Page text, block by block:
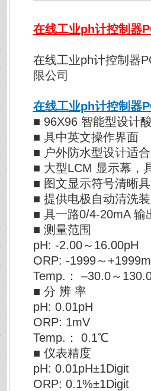
在线工业ph计控制器
在线工业ph计控制器
限公司
在线工业ph计控制器
■ 96X96 智能型设计
■ 具中英文操作界面
■ 户外防水型设计适
■ 大型LCM 显示幕，
■ 图文显示符号清晰
■ 提供电极自动清洗
■ 具一路0/4-20mA 输
■ 测量范围
pH: -2.00～16.00pH
ORP: -1999～
Temp.： –30.0～
■ 分 辨 率
pH: 0.01pH
ORP: 1mV
Temp.： 0.1℃
■ 仪表精度
pH: 0.01pH±1Digit
ORP: 0.1%±1Digit